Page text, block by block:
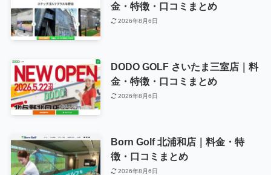
金・特徴・口コミまとめ
2026年8月6日
DODO GOLF さいたま三室店｜料
金・特徴・口コミまとめ
2026年8月6日
Born Golf 北浦和店｜料金・特
徴・口コミまとめ
2026年8月6日